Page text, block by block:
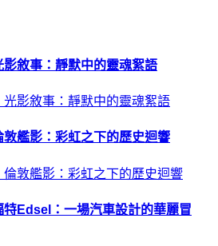
影敘事：靜默中的靈魂絮語
敦艦影：彩虹之下的歷史迴響
特Edsel：一場汽車設計的華麗冒